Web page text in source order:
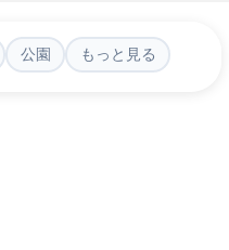
公園 もっと見る